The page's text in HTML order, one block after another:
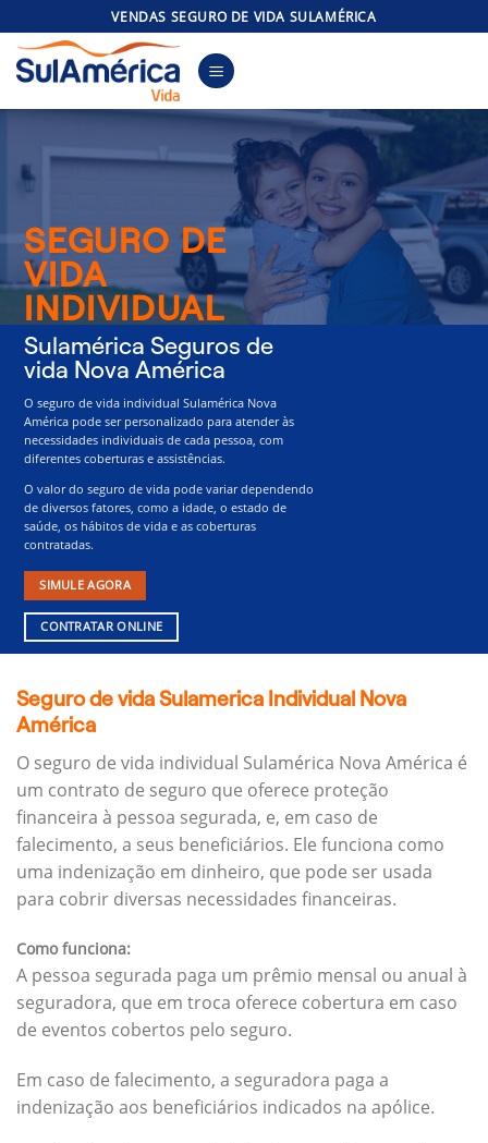
to
content
VENDAS SEGURO DE VIDA SULAMÉRICA
SEGURO DE
VIDA
INDIVIDUAL
Sulamérica Seguros de
vida Nova América
O seguro de vida individual Sulamérica Nova
América pode ser personalizado para atender às
necessidades individuais de cada pessoa, com
diferentes coberturas e assistências.
O valor do seguro de vida pode variar dependendo
de diversos fatores, como a idade, o estado de
saúde, os hábitos de vida e as coberturas
contratadas.
SIMULE AGORA
CONTRATAR ONLINE
Seguro de vida Sulamerica Individual Nova
América
O seguro de vida individual Sulamérica Nova América é
um contrato de seguro que oferece proteção
financeira à pessoa segurada, e, em caso de
falecimento, a seus beneficiários. Ele funciona como
uma indenização em dinheiro, que pode ser usada
para cobrir diversas necessidades financeiras.
Como funciona:
A pessoa segurada paga um prêmio mensal ou anual à
seguradora, que em troca oferece cobertura em caso
de eventos cobertos pelo seguro.
Em caso de falecimento, a seguradora paga a
indenização aos beneficiários indicados na apólice.